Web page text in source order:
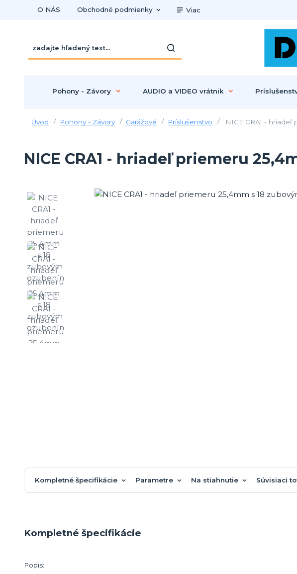
O NÁS Obchodné podmienky Viac
Pohony - Závory AUDIO a VIDEO vrátnik
Úvod Pohony - Závory Garážové Príslušenstvo NICE CRA1 -
NICE CRA1 - hriadeľ priemeru
Kompletné špecifikácie Parametre Na stiahnutie Súvisiaci
Kompletné špecifikácie
Popis: